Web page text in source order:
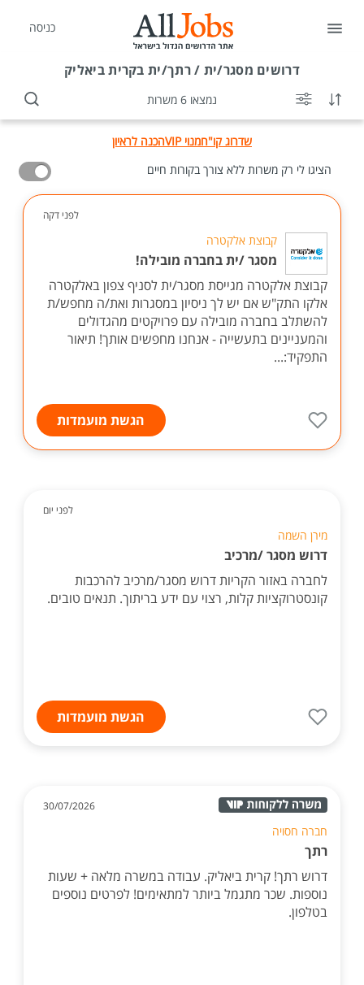
כניסה
דרושים מסגר/ית / רתך/ית בקרית ביאליק
נמצאו 6 משרות
שדרוג קו"חמנוי VIP
הכנה לראיון
הציגו לי רק משרות ללא צורך בקורות חיים
לפני דקה
קבוצת אלקטרה
מסגר /ית בחברה מובילה!
קבוצת אלקטרה מגייסת מסגר/ית לסניף צפון באלקטרה
אלקו התק"ש אם יש לך ניסיון במסגרות ואת/ה מחפש/ת
להשתלב בחברה מובילה עם פרויקטים מהגדולים
והמעניינים בתעשייה - אנחנו מחפשים אותך! תיאור
התפקיד:...
הגשת מועמדות
לפני יום
מירן השמה
דרוש מסגר /מרכיב
לחברה באזור הקריות דרוש מסגר/מרכיב להרכבות
קונסטרוקציות קלות, רצוי עם ידע בריתוך. תנאים טובים.
הגשת מועמדות
30/07/2026
חברה חסויה
רתך
דרוש רתך! קרית ביאליק. עבודה במשרה מלאה + שעות
נוספות. שכר מתגמל ביותר למתאימים! לפרטים נוספים
בטלפון.